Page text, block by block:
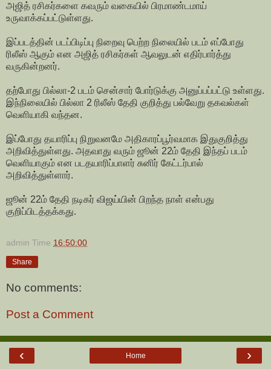
அஜித் ரசிகர்களை கவரும் வகையில் பிரமாண்டமாய்
உருவாக்கப்பட்டுள்ளது.
இப்படத்தின் படப்பிடிப்பு நிறைவு பெற்ற நிலையில் படம் எப்போது
ரிலீஸ் ஆகும் என அஜித் ரசிகர்கள் ஆவலுடன் எதிர்பார்த்து
வருகின்றனர்.
தற்போது பில்லா-2 படம் சென்சார் போர்டுக்கு அனுப்பப்பட்டு உள்ளது.
இந்நிலையில் பில்லா 2 ரிலீஸ் தேதி குறித்து பல்வேறு தகவல்கள்
வெளியாகி வந்தன.
இப்போது தயாரிப்பு நிறுவனமே அதிகாரப்பூர்வமாக இதுகுறித்து
அறிவித்துள்ளது. அதவாது வரும் ஜூன் 22ம் தேதி இந்தப் படம்
வெளியாகும் என படதயாரிப்பாளர் சுனிர் கேட்டர்பால்
அறிவித்துள்ளார்.
ஜூன் 22ம் தேதி நடிகர் விஜய்யின் பிறந்த நாள் என்பது
குறிப்பிடத்தக்கது.
admin Time 16:50:00
Share
No comments:
Post a Comment
‹ ›
Home